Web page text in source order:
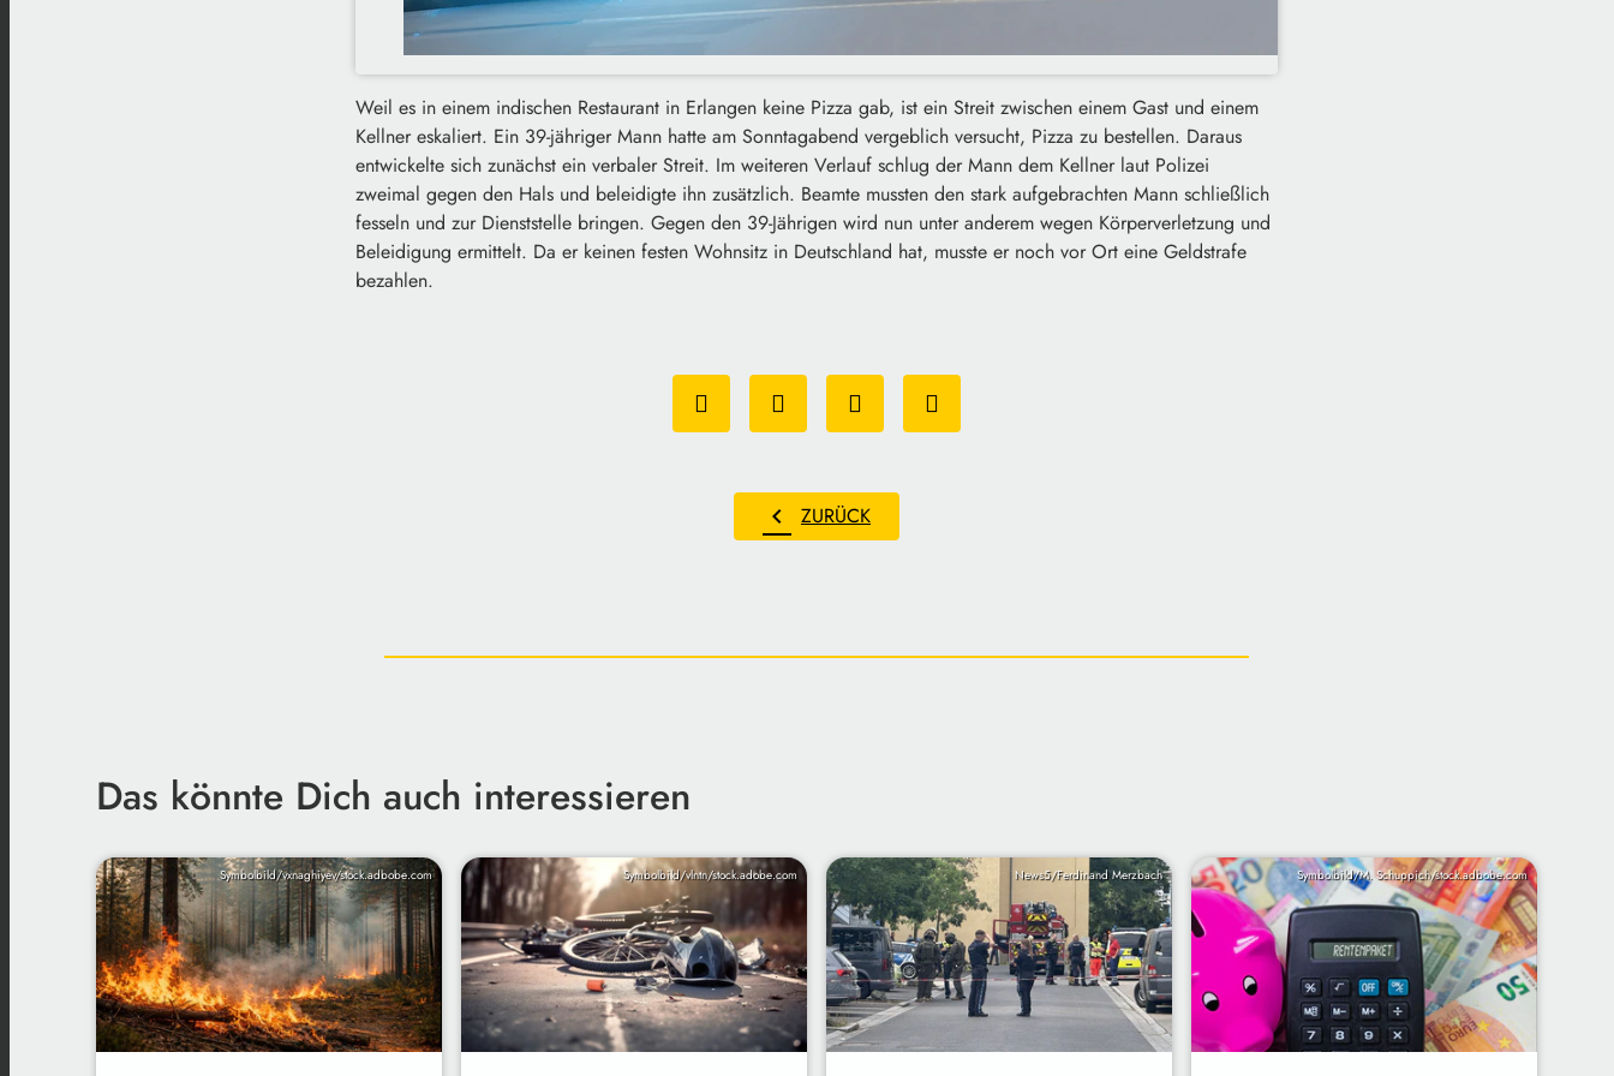
Weil es in einem indischen Restaurant in Erlangen keine Pizza gab, ist ein Streit zwischen einem Gast und einem
Kellner eskaliert. Ein 39-jähriger Mann hatte am Sonntagabend vergeblich versucht, Pizza zu bestellen. Daraus
entwickelte sich zunächst ein verbaler Streit. Im weiteren Verlauf schlug der Mann dem Kellner laut Polizei
zweimal gegen den Hals und beleidigte ihn zusätzlich. Beamte mussten den stark aufgebrachten Mann schließlich
fesseln und zur Dienststelle bringen. Gegen den 39-Jährigen wird nun unter anderem wegen Körperverletzung und
Beleidigung ermittelt. Da er keinen festen Wohnsitz in Deutschland hat, musste er noch vor Ort eine Geldstrafe
bezahlen.
chevron_left ZURÜCK
Das könnte Dich auch interessieren
Symbolbild/vxnaghiyev/stock.adbobe.com Symbolbild/vlntn/stock.adobe.com News5/Ferdinand Merzbach Symbolbild/M. Schuppich/stock.adbobe.com